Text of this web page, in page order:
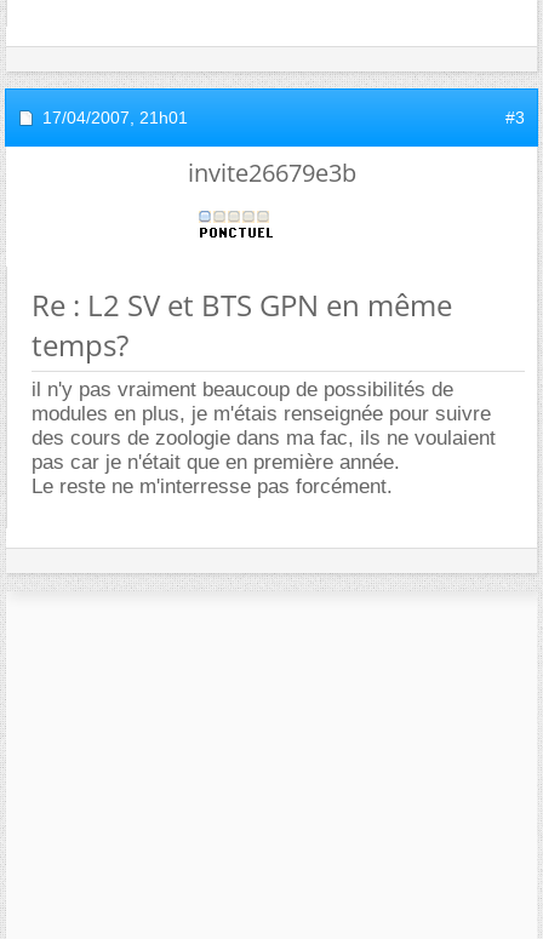
17/04/2007, 21h01 #3
invite26679e3b
Re : L2 SV et BTS GPN en même
temps?
il n'y pas vraiment beaucoup de possibilités de
modules en plus, je m'étais renseignée pour suivre
des cours de zoologie dans ma fac, ils ne voulaient
pas car je n'était que en première année.
Le reste ne m'interresse pas forcément.